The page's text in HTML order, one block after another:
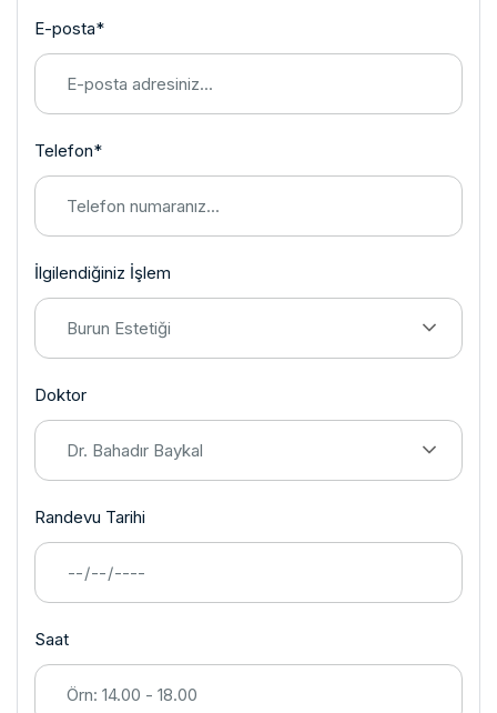
E-posta*
Telefon*
İlgilendiğiniz İşlem
Burun Estetiği
Doktor
Dr. Bahadır Baykal
Randevu Tarihi
Saat